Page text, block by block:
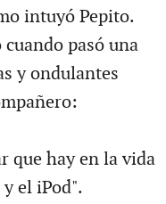
intuyó Pepito.
pasó una
y ondulantes
que hay en la vida
el iPod".